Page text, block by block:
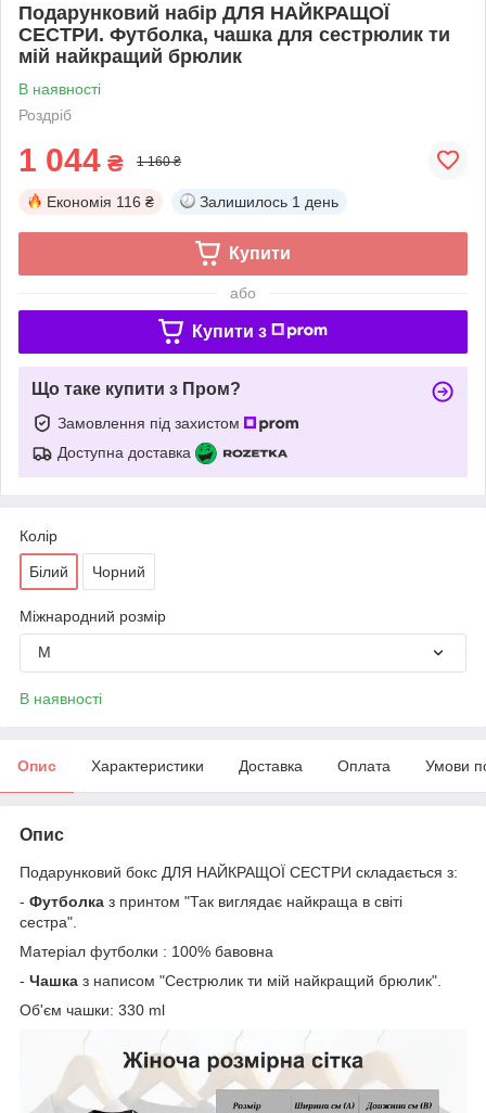
Подарунковий набір ДЛЯ НАЙКРАЩОЇ
СЕСТРИ. Футболка, чашка для сестрюлик ти
мій найкращий брюлик
В наявності
Роздріб
1 044 ₴ 1 160 ₴
Економія 116 ₴ Залишилось 1 день
Купити
або
Купити з
Що таке купити з Пром?
Замовлення під захистом
Доступна доставка
Колір
Білий Чорний
Міжнародний розмір
M
В наявності
Опис Характеристики Доставка Оплата Умови
Опис
Подарунковий бокс ДЛЯ НАЙКРАЩОЇ СЕСТРИ складається з:
- Футболка з принтом "Так виглядає найкраща в світі
сестра".
Матеріал футболки : 100% бавовна
- Чашка з написом "Сестрюлик ти мій найкращий брюлик".
Об'єм чашки: 330 ml